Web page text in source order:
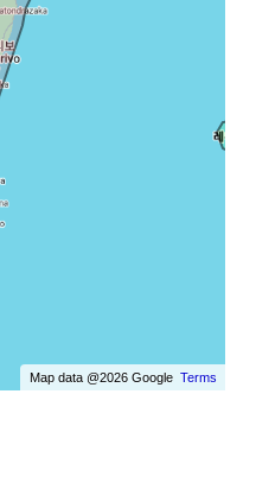
Map data @2026 Google Terms